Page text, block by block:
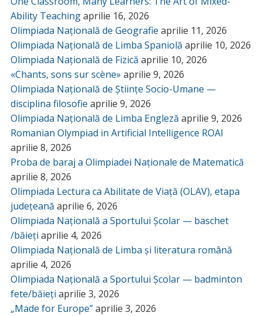
Ability Teachingaprilie 16, 2026
Olimpiada Națională de Geografie aprilie 11, 2026
Olimpiada Națională de Limba Spaniolă aprilie 10, 2026
Olimpiada Națională de Fizică aprilie 10, 2026
«Chants, sons sur scène» aprilie 9, 2026
Olimpiada Națională de Științe Socio-Umane —
disciplina filosofie aprilie 9, 2026
Olimpiada Națională de Limba Engleză aprilie 9, 2026
Romanian Olympiad in Artificial Intelligence ROAI
aprilie 8, 2026
Proba de baraj a Olimpiadei Naționale de Matematică
aprilie 8, 2026
Olimpiada Lectura ca Abilitate de Viață (OLAV), etapa
județeană aprilie 6, 2026
Olimpiada Națională a Sportului Școlar — baschet
/băieți aprilie 4, 2026
Olimpiada Națională de Limba și literatura română
aprilie 4, 2026
Olimpiada Națională a Sportului Școlar — badminton
fete/băieți aprilie 3, 2026
„Made for Europe”aprilie 3, 2026